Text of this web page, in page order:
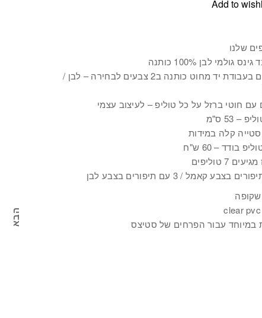
Add to
שלנו
גולמי לבן 100% כותנה
תיפורים בעבודת יד מחוט כותנה ב2 צבעים לבחירה – לבן /
– 53 ס"מ
קלה במידות
בודד – 60 ש"ח
7 טוליפים
שקופה
במיוחד עבור הפרחים של סטיצס
הבא